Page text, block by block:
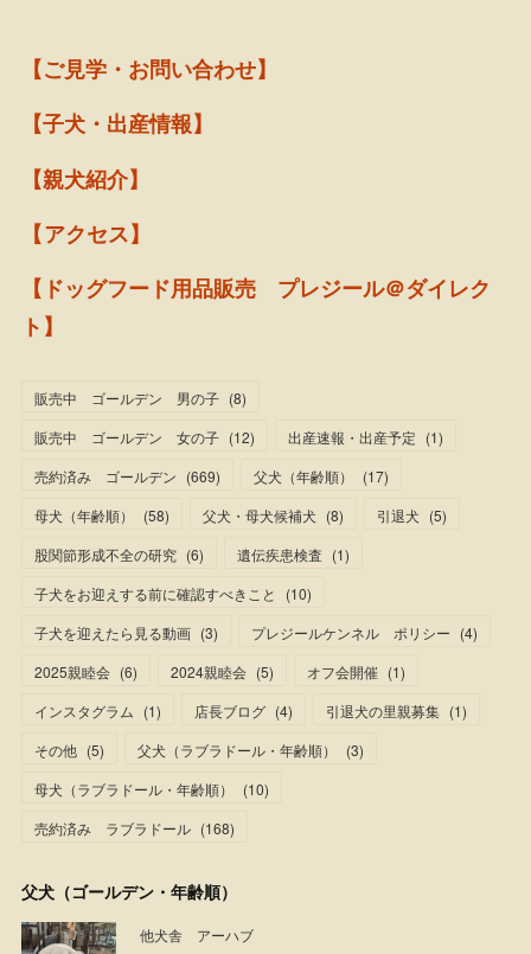
【ご見学・お問い合わせ】
【子犬・出産情報】
【親犬紹介】
【アクセス】
【ドッグフード用品販売 プレジール＠ダイレク
ト】
販売中 ゴールデン 男の子 (8)
販売中 ゴールデン 女の子 (12) 出産速報・出産予定 (1)
売約済み ゴールデン (669) 父犬（年齢順） (17)
母犬（年齢順）
(58) 父犬・母犬候補犬 (8) 引退犬 (5)
股関節形成不全の研究 (6) 遺伝疾患検査 (1)
子犬をお迎えする前に確認すべきこと
(10)
子犬を迎えたら見る動画 (3) プレジールケンネル ポリシー (4)
2025親睦会 (6) 2024親睦会 (5) オフ会開催 (1)
インスタグラム (1) 店長ブログ (4) 引退犬の里親募集 (1)
その他 (5) 父犬（ラブラドール・年齢順） (3)
母犬（ラブラドール・年齢順）
(10)
売約済み ラブラドール (168)
父犬（ゴールデン・年齢順）
他犬舎 アーハブ